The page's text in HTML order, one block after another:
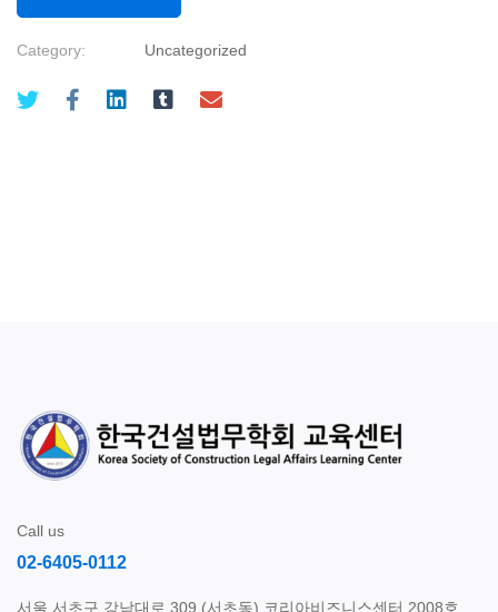
Category: Uncategorized
Call us
02-6405-0112
서울 서초구 강남대로 309 (서초동) 코리아비즈니스센터 2008호